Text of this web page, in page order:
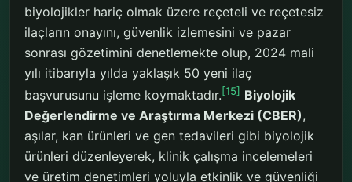
biyolojikler hariç olmak üzere reçeteli ve reçetesiz
ilaçların onayını, güvenlik izlemesini ve pazar
sonrası gözetimini denetlemekte olup, 2024 mali
yılı itibarıyla yılda yaklaşık 50 yeni ilaç
başvurusunu işleme koymaktadır.[15] Biyolojik
Değerlendirme ve Araştırma Merkezi (CBER),
aşılar, kan ürünleri ve gen tedavileri gibi biyolojik
ürünleri düzenleyerek, klinik çalışma incelemeleri
ve üretim denetimleri yoluyla etkinlik ve güvenliği